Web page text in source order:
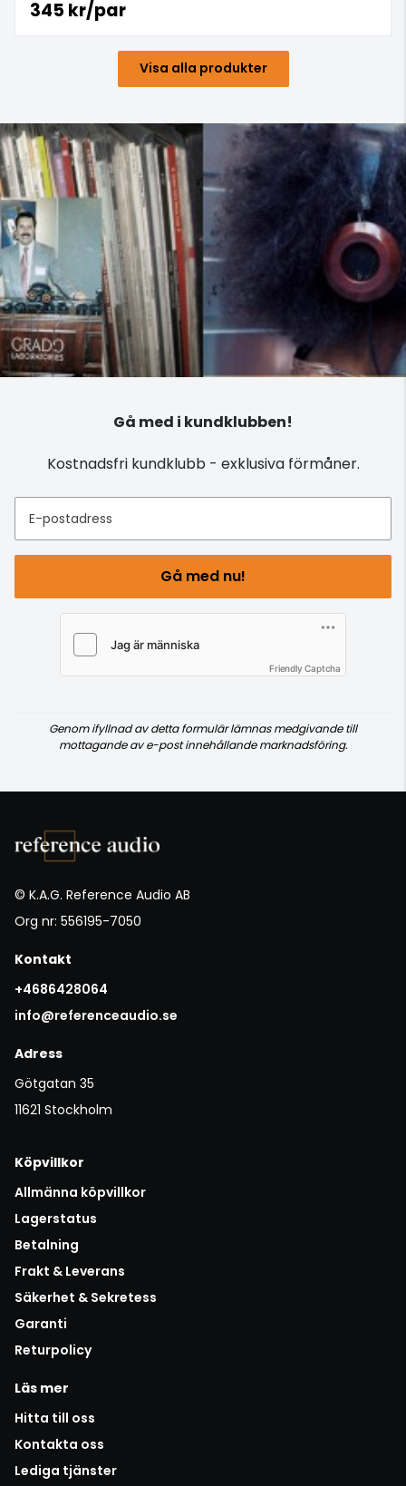
345 kr/par
Visa alla produkter
Gå med i kundklubben!
Kostnadsfri kundklubb - exklusiva förmåner.
E-postadress
Gå med nu!
Friendly Captcha
Genom ifyllnad av detta formulär lämnas medgivande till
mottagande av e-post innehållande marknadsföring.
© K.A.G. Reference Audio AB
Org nr: 556195-7050
Kontakt
+4686428064
info@referenceaudio.se
Adress
Götgatan 35
11621 Stockholm
Köpvillkor
Allmänna köpvillkor
Lagerstatus
Betalning
Frakt & Leverans
Säkerhet & Sekretess
Garanti
Returpolicy
Läs mer
Hitta till oss
Kontakta oss
Lediga tjänster